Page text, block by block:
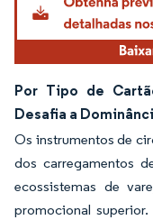
Por Tipo de
Desafia a
Os instrumentos de
dos carregamentos
ecossistemas de
promocional